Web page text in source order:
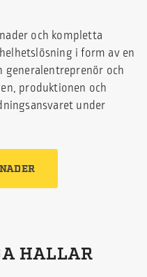
och kompletta
i form av en
och
produktionen och
under
HALLAR